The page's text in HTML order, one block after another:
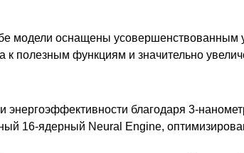
модели оснащены
к полезным функциям и значительно
благодаря 3-
16-ядерный Neural Engine,